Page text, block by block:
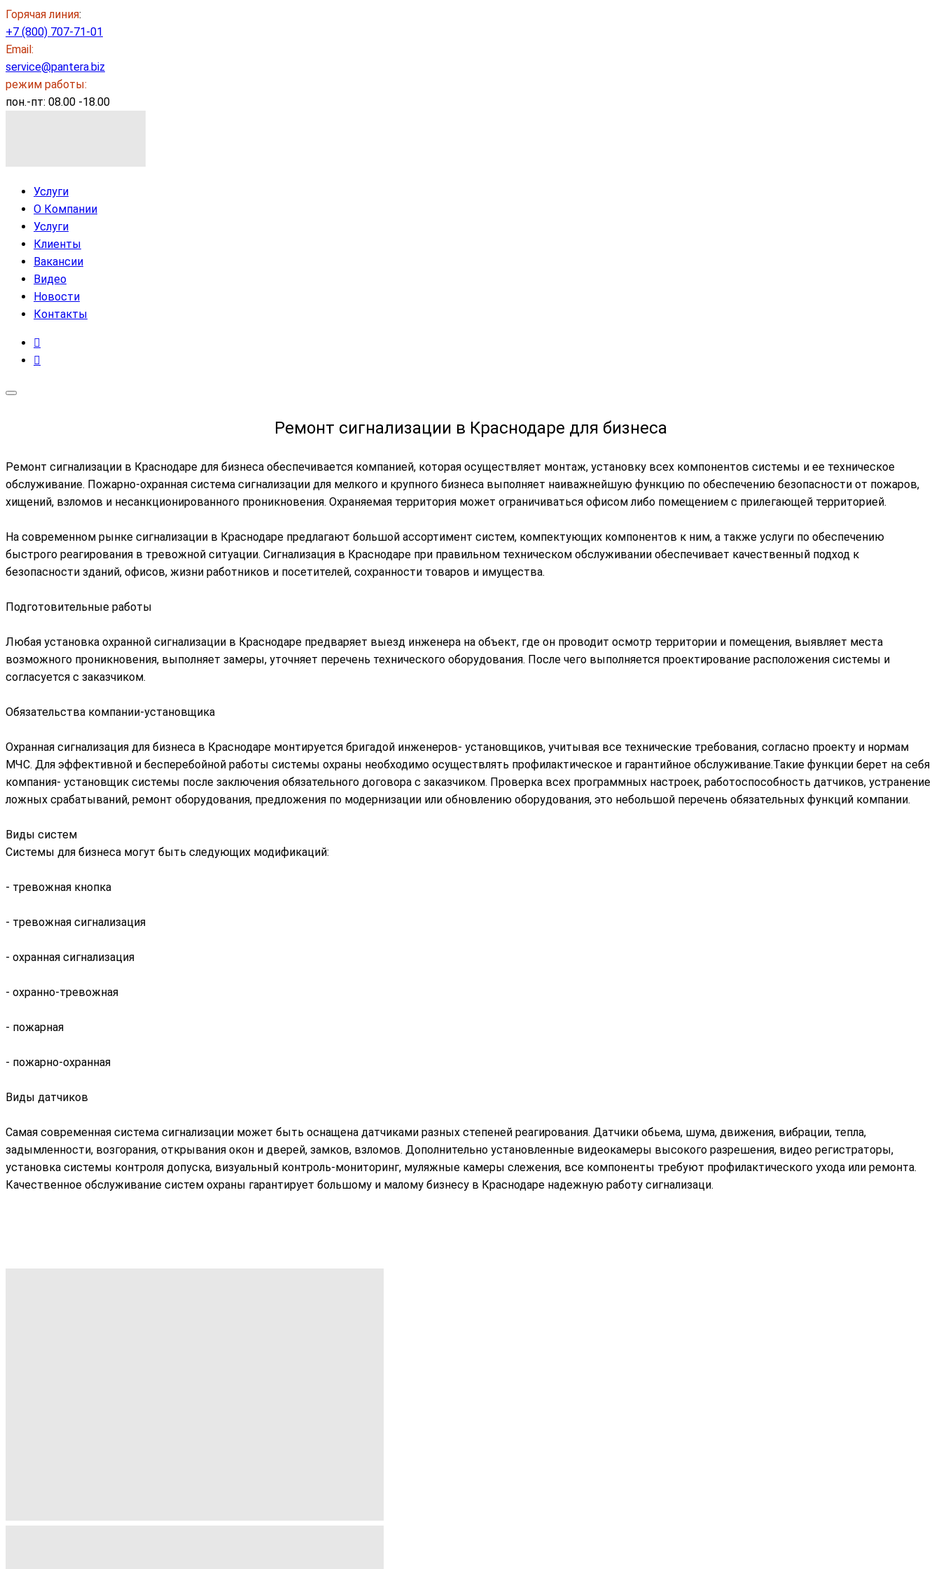
Горячая линия:
+7 (800) 707-71-01
Email:
service@pantera.biz
режим работы:
пон.-пт: 08.00 -18.00
Услуги
О Компании
Услуги
Клиенты
Вакансии
Видео
Новости
Контакты
Ремонт сигнализации в Краснодаре для бизнеса
Ремонт сигнализации в Краснодаре для бизнеса обеспечивается компанией, которая осуществляет монтаж, установку всех компонентов системы и ее техническое
обслуживание. Пожарно-охранная система сигнализации для мелкого и крупного бизнеса выполняет наиважнейшую функцию по обеспечению безопасности от пожаров,
хищений, взломов и несанкционированного проникновения. Охраняемая территория может ограничиваться офисом либо помещением с прилегающей территорией.
На современном рынке сигнализации в Краснодаре предлагают большой ассортимент систем, компектующих компонентов к ним, а также услуги по обеспечению
быстрого реагирования в тревожной ситуации. Сигнализация в Краснодаре при правильном техническом обслуживании обеспечивает качественный подход к
безопасности зданий, офисов, жизни работников и посетителей, сохранности товаров и имущества.
Подготовительные работы
Любая установка охранной сигнализации в Краснодаре предваряет выезд инженера на объект, где он проводит осмотр территории и помещения, выявляет места
возможного проникновения, выполняет замеры, уточняет перечень технического оборудования. После чего выполняется проектирование расположения системы и
согласуется с заказчиком.
Обязательства компании-установщика
Охранная сигнализация для бизнеса в Краснодаре монтируется бригадой инженеров- установщиков, учитывая все технические требования, согласно проекту и нормам
МЧС. Для эффективной и бесперебойной работы системы охраны необходимо осуществлять профилактическое и гарантийное обслуживание.Такие функции берет на себя
компания- установщик системы после заключения обязательного договора с заказчиком. Проверка всех программных настроек, работоспособность датчиков, устранение
ложных срабатываний, ремонт оборудования, предложения по модернизации или обновлению оборудования, это небольшой перечень обязательных функций компании.
Виды систем
Системы для бизнеса могут быть следующих модификаций:
- тревожная кнопка
- тревожная сигнализация
- охранная сигнализация
- охранно-тревожная
- пожарная
- пожарно-охранная
Виды датчиков
Самая современная система сигнализации может быть оснащена датчиками разных степеней реагирования. Датчики обьема, шума, движения, вибрации, тепла,
задымленности, возгорания, открывания окон и дверей, замков, взломов. Дополнительно установленные видеокамеры высокого разрешения, видео регистраторы,
установка системы контроля допуска, визуальный контроль-мониторинг, муляжные камеры слежения, все компоненты требуют профилактического ухода или ремонта.
Качественное обслуживание систем охраны гарантирует большому и малому бизнесу в Краснодаре надежную работу сигнализаци.